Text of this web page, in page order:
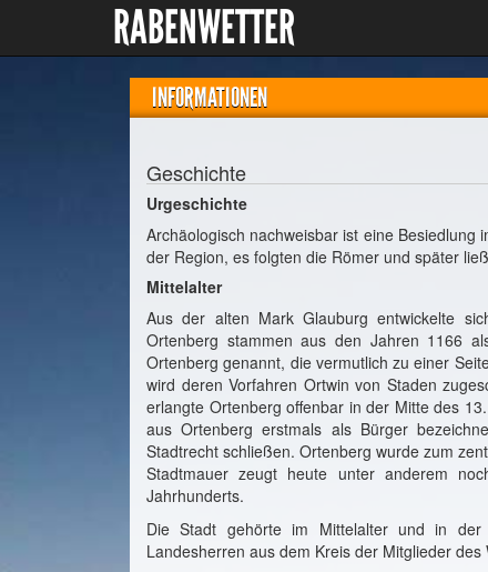
RABENWETTER
INFORMATIONEN
Geschichte
Urgeschichte
Archäologisch nachweisbar ist eine Besiedlung
der Region, es folgten die Römer und später
Mittelalter
Aus der alten Mark Glauburg entwickelte
Ortenberg stammen aus den Jahren 1166
Ortenberg genannt, die vermutlich zu einer
wird deren Vorfahren Ortwin von Staden
erlangte Ortenberg offenbar in der Mitte des
aus Ortenberg erstmals als Bürger
Stadtrecht schließen. Ortenberg wurde zum
Stadtmauer zeugt heute unter anderem
Jahrhunderts.
Die Stadt gehörte im Mittelalter und in
Landesherren aus dem Kreis der Mitglieder